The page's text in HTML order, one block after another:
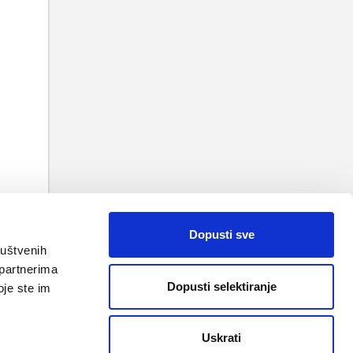
ste im
Dopusti sve
Dopusti selektiranje
Uskrati